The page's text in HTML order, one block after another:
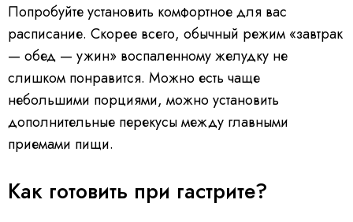
Попробуйте установить комфортное для вас
расписание. Скорее всего, обычный режим «завтрак
— обед — ужин» воспаленному желудку не
слишком понравится. Можно есть чаще
небольшими порциями, можно установить
дополнительные перекусы между главными
приемами пищи.
Как готовить при гастрите?